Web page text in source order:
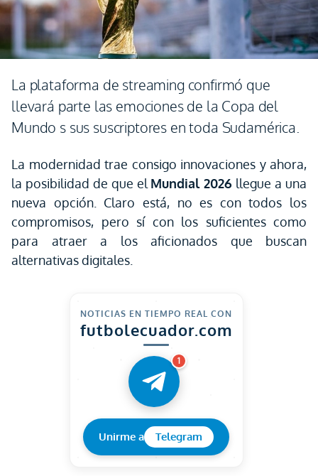
La plataforma de streaming confirmó que
llevará parte las emociones de la Copa del
Mundo s sus suscriptores en toda Sudamérica.
La modernidad trae consigo innovaciones y ahora,
la posibilidad de que el Mundial 2026 llegue a una
nueva opción. Claro está, no es con todos los
compromisos, pero sí con los suficientes como
para atraer a los aficionados que buscan
alternativas digitales.
NOTICIAS EN TIEMPO REAL CON
futbolecuador.com
1
Unirme a Telegram